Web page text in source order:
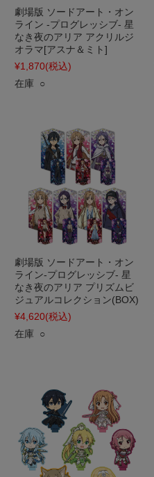
劇場版 ソードアート・オン
ライン -プログレッシブ- 星
なき夜のアリア アクリルジ
オラマ[アスナ＆ミト]
¥1,870(税込)
在庫 ○
劇場版 ソードアート・オン
ライン-プログレッシブ- 星
なき夜のアリア プリズムビ
ジュアルコレクション(BOX)
¥4,620(税込)
在庫 ○